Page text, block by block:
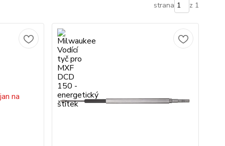
strana z 1